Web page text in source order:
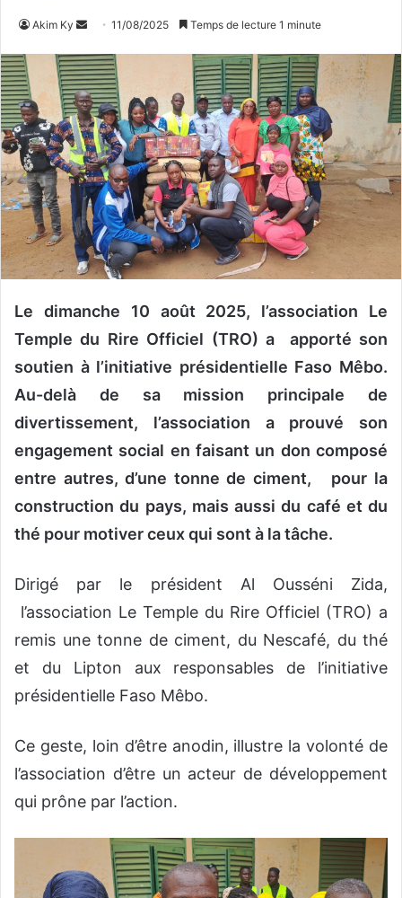
Akim Ky
v
o
y
e
r
u
n
c
o
u
r
e
l
11/08/2025 Temps de lecture 1 minute
Le dimanche 10 août 2025, l’association Le
Temple du Rire Officiel (TRO) a apporté son
soutien à l’initiative présidentielle Faso Mêbo.
Au-delà de sa mission principale de
divertissement, l’association a prouvé son
engagement social en faisant un don composé
entre autres, d’une tonne de ciment,
pour la
construction du pays, mais aussidu café et du
thé pour motiver ceux qui sont à la tâche.
Dirigé par le président Al Ousséni Zida,
l’association Le Temple du Rire Officiel (TRO) a
remis une tonne de ciment, du Nescafé, du thé
et du Lipton aux responsables de l’initiative
présidentielle Faso Mêbo.
Ce geste, loin d’être anodin, illustre la volonté de
l’association d’être un acteur de développement
qui prône par l’action.